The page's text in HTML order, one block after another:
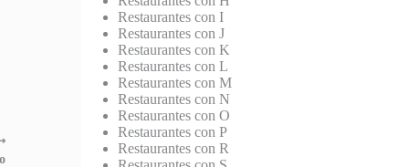
Restaurantes con I
Restaurantes con J
Restaurantes con K
Restaurantes con L
Restaurantes con M
Restaurantes con N
Restaurantes con O
Restaurantes con P
Restaurantes con R